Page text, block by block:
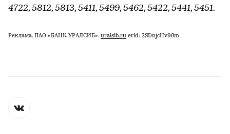
4722, 5812, 5813, 5411, 5499, 5462, 5422, 5441, 5451.
Реклама. ПАО «БАНК УРАЛСИБ». uralsib.ru erid: 2SDnjcHv98m